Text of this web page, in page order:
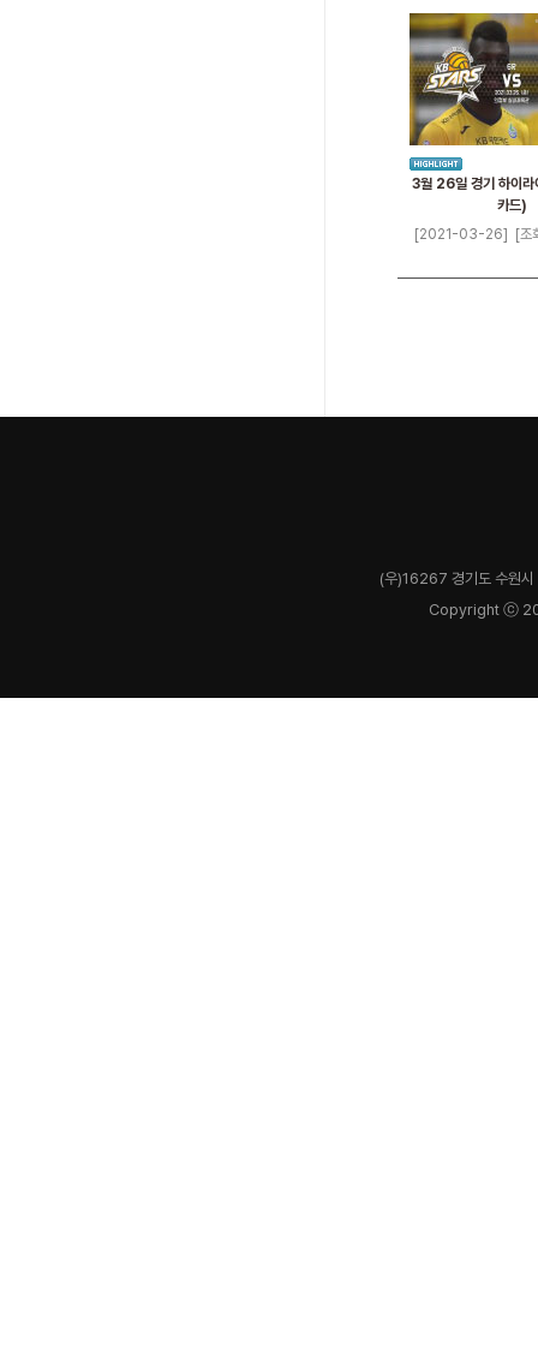
3월 26일 경기 하이
카드)
[2021-03-26]
[조
(우)16267 경기도 수원
Copyright ⓒ